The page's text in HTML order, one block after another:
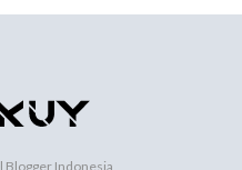
Blogger Indonesia